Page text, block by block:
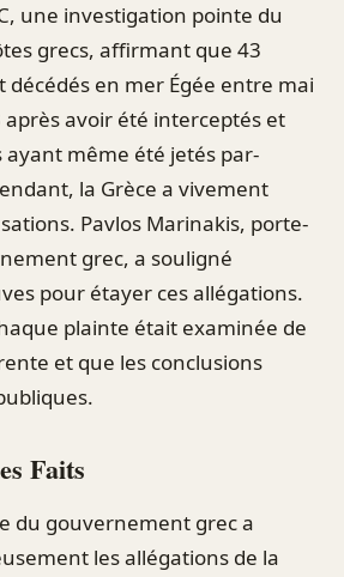
une investigation pointe du
grecs, affirmant que 43
en mer Égée entre mai
avoir été interceptés et
même été jetés par-
la Grèce a vivement
Pavlos Marinakis, porte-
grec, a souligné
pour étayer ces allégations.
plainte était examinée de
et que les conclusions
Faits
du gouvernement grec a
les allégations de la